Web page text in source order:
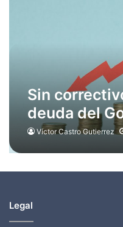
Sin
deuda del
superar el
2026
Víctor Castro Gutierrez
Legal